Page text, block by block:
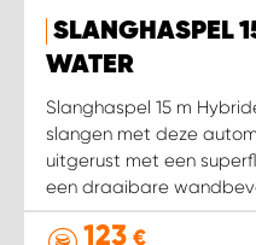
SLANGHASPEL
WATER
Slanghaspel 15 m
slangen met deze
uitgerust met een
een draaibare
123 €
WORK SYSTEM HARTWERD
WORK SYSTEM HEERLEN
WORK SYSTEM KOOTWIJKERBROEK